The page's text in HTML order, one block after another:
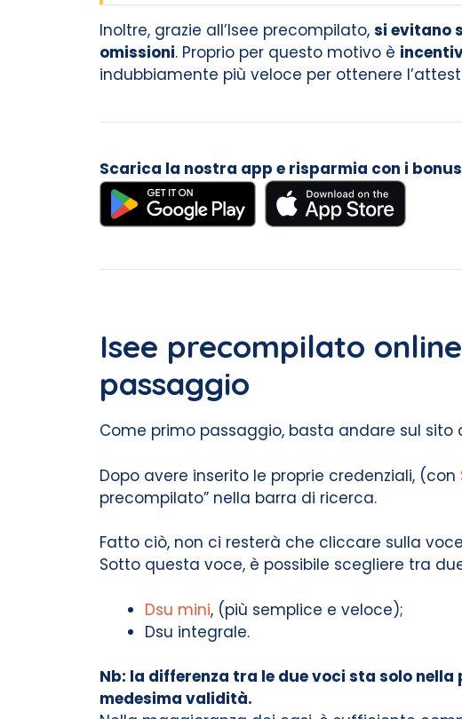
Inoltre, grazie all’Isee precompilato, si evitano
omissioni. Proprio per questo motivo è
indubbiamente più veloce per ottenere
Scarica la nostra app e risparmia con i
Isee precompilato
passaggio
Come primo passaggio, basta andare sul sito
Dopo avere inserito le proprie credenziali, (con
precompilato” nella barra di ricerca.
Fatto ciò, non ci resterà che cliccare sulla voce
Sotto questa voce, è possibile scegliere tra
Dsu mini, (più semplice e veloce);
Dsu integrale.
Nb: la differenza tra le due voci sta solo
medesima validità.